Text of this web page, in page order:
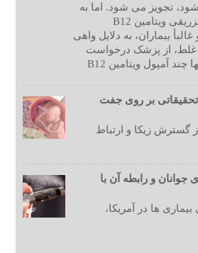
تجویز می شود. اما به
دلایل ناشناخته، شکل تزریقی ویتامین B12
بیماران، به دلایل واهی
غلط، از پزشک درخواست
می کنند که به نسخه آنها چند آمپول ویتامین B12
تحقیقاتی بر روی جفت
گسترش زیکا و ارتباط
جوانان و رابطه آن با
ها در آمریکا،